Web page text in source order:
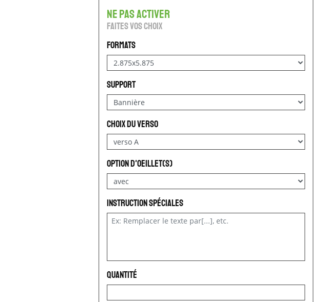
ne pas activer
Faites vos choix
Formats
Support
choix du verso
option d'oeillet(s)
Instruction spéciales
Quantité